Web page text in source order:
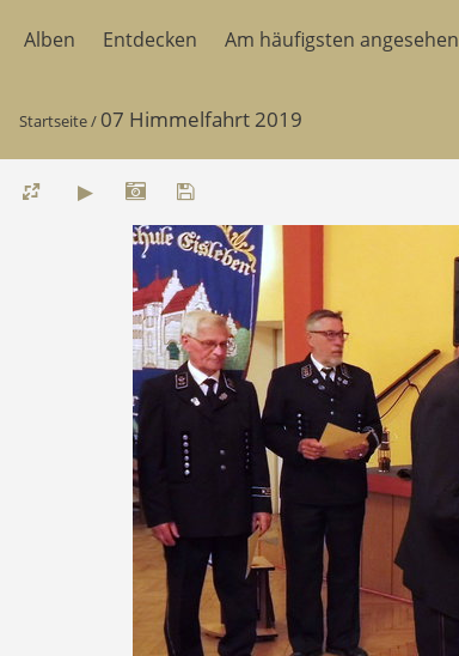
Alben Entdecken Am häufigsten angesehen
Startseite/ 07 Himmelfahrt 2019